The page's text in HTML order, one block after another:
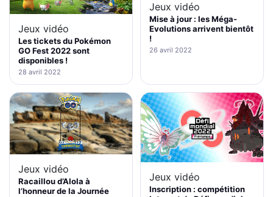
Jeux vidéo
Les tickets du Pokémon
GO Fest 2022 sont
disponibles !
28 avril 2022
Jeux vidéo
Mise à jour : les Méga-
Evolutions arrivent bientôt
!
26 avril 2022
Jeux vidéo
Racaillou d’Alola à
l’honneur de la Journée
Jeux vidéo
Inscription : compétition